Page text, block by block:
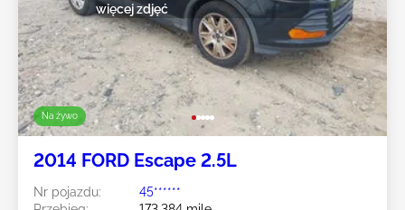
Na żywo
więcej zdjęć
2014 FORD Escape 2.5L
Nr pojazdu:
45******